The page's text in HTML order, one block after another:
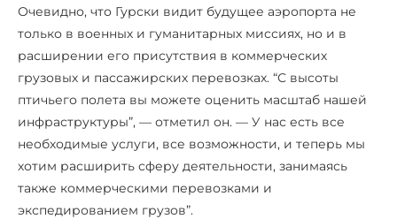
Очевидно, что Гурски видит будущее аэропорта не
только в военных и гуманитарных миссиях, но и в
расширении его присутствия в коммерческих
грузовых и пассажирских перевозках. “С высоты
птичьего полета вы можете оценить масштаб нашей
инфраструктуры”, — отметил он. — У нас есть все
необходимые услуги, все возможности, и теперь мы
хотим расширить сферу деятельности, занимаясь
также коммерческими перевозками и
экспедированием грузов”.